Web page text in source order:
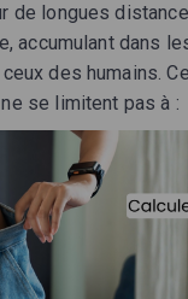
de longues
accumulant dans
des humains.
se limitent pas à :